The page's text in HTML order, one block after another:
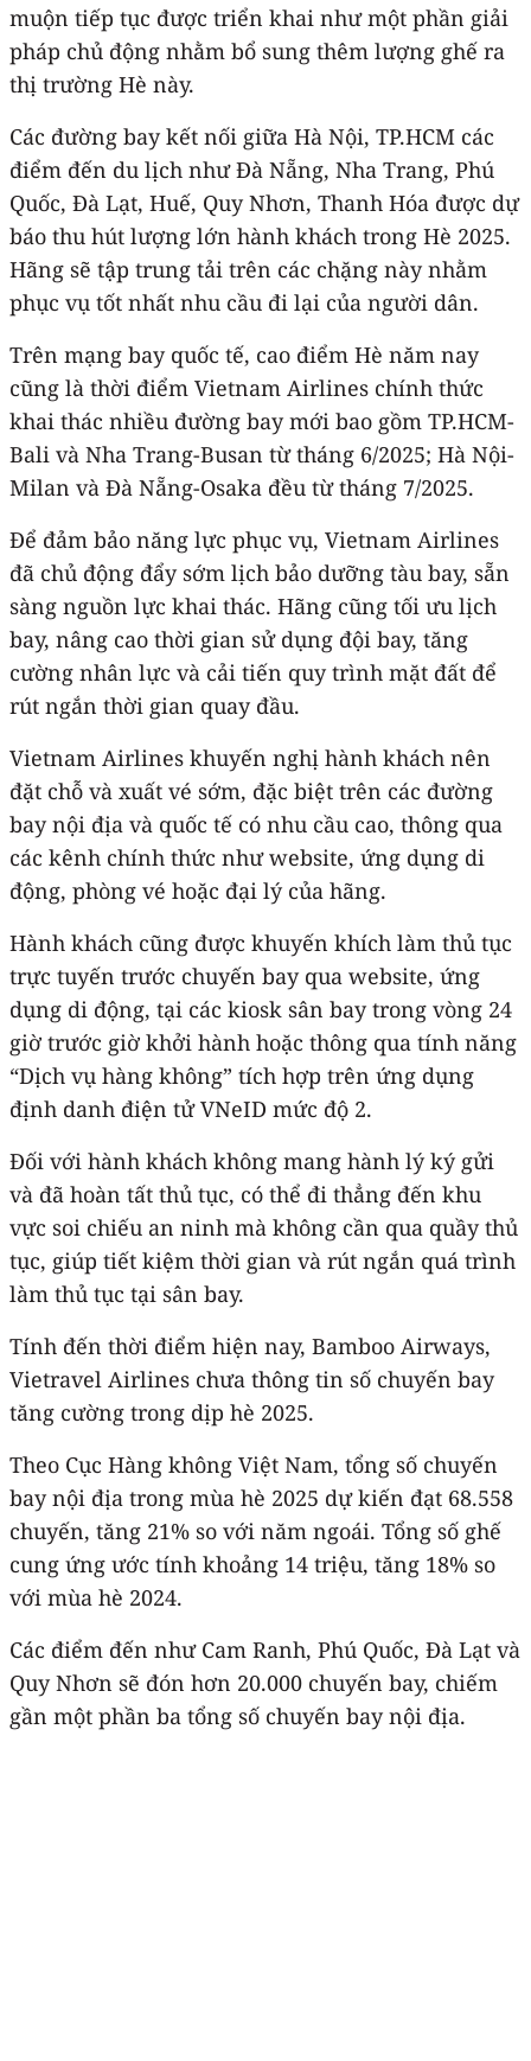
muộn tiếp tục được triển khai như một phần giải
pháp chủ động nhằm bổ sung thêm lượng ghế ra
thị trường Hè này.
Các đường bay kết nối giữa Hà Nội, TP.HCM các
điểm đến du lịch như Đà Nẵng, Nha Trang, Phú
Quốc, Đà Lạt, Huế, Quy Nhơn, Thanh Hóa được dự
báo thu hút lượng lớn hành khách trong Hè 2025.
Hãng sẽ tập trung tải trên các chặng này nhằm
phục vụ tốt nhất nhu cầu đi lại của người dân.
Trên mạng bay quốc tế, cao điểm Hè năm nay
cũng là thời điểm Vietnam Airlines chính thức
khai thác nhiều đường bay mới bao gồm TP.HCM-
Bali và Nha Trang-Busan từ tháng 6/2025; Hà Nội-
Milan và Đà Nẵng-Osaka đều từ tháng 7/2025.
Để đảm bảo năng lực phục vụ, Vietnam Airlines
đã chủ động đẩy sớm lịch bảo dưỡng tàu bay, sẵn
sàng nguồn lực khai thác. Hãng cũng tối ưu lịch
bay, nâng cao thời gian sử dụng đội bay, tăng
cường nhân lực và cải tiến quy trình mặt đất để
rút ngắn thời gian quay đầu.
Vietnam Airlines khuyến nghị hành khách nên
đặt chỗ và xuất vé sớm, đặc biệt trên các đường
bay nội địa và quốc tế có nhu cầu cao, thông qua
các kênh chính thức như website, ứng dụng di
động, phòng vé hoặc đại lý của hãng.
Hành khách cũng được khuyến khích làm thủ tục
trực tuyến trước chuyến bay qua website, ứng
dụng di động, tại các kiosk sân bay trong vòng 24
giờ trước giờ khởi hành hoặc thông qua tính năng
“Dịch vụ hàng không” tích hợp trên ứng dụng
định danh điện tử VNeID mức độ 2.
Đối với hành khách không mang hành lý ký gửi
và đã hoàn tất thủ tục, có thể đi thẳng đến khu
vực soi chiếu an ninh mà không cần qua quầy thủ
tục, giúp tiết kiệm thời gian và rút ngắn quá trình
làm thủ tục tại sân bay.
Tính đến thời điểm hiện nay, Bamboo Airways,
Vietravel Airlines chưa thông tin số chuyến bay
tăng cường trong dịp hè 2025.
Theo Cục Hàng không Việt Nam, tổng số chuyến
bay nội địa trong mùa hè 2025 dự kiến đạt 68.558
chuyến, tăng 21% so với năm ngoái. Tổng số ghế
cung ứng ước tính khoảng 14 triệu, tăng 18% so
với mùa hè 2024.
Các điểm đến như Cam Ranh, Phú Quốc, Đà Lạt và
Quy Nhơn sẽ đón hơn 20.000 chuyến bay, chiếm
gần một phần ba tổng số chuyến bay nội địa.